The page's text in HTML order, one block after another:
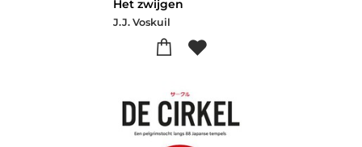
Het zwijgen
J.J. Voskuil